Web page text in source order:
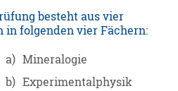
besteht aus vier
in folgenden vier Fächern:
a) Mineralogie
b) Experimentalphysik